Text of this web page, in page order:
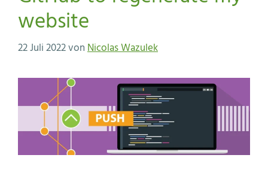
website
22 Juli 2022vonNicolas Wazulek